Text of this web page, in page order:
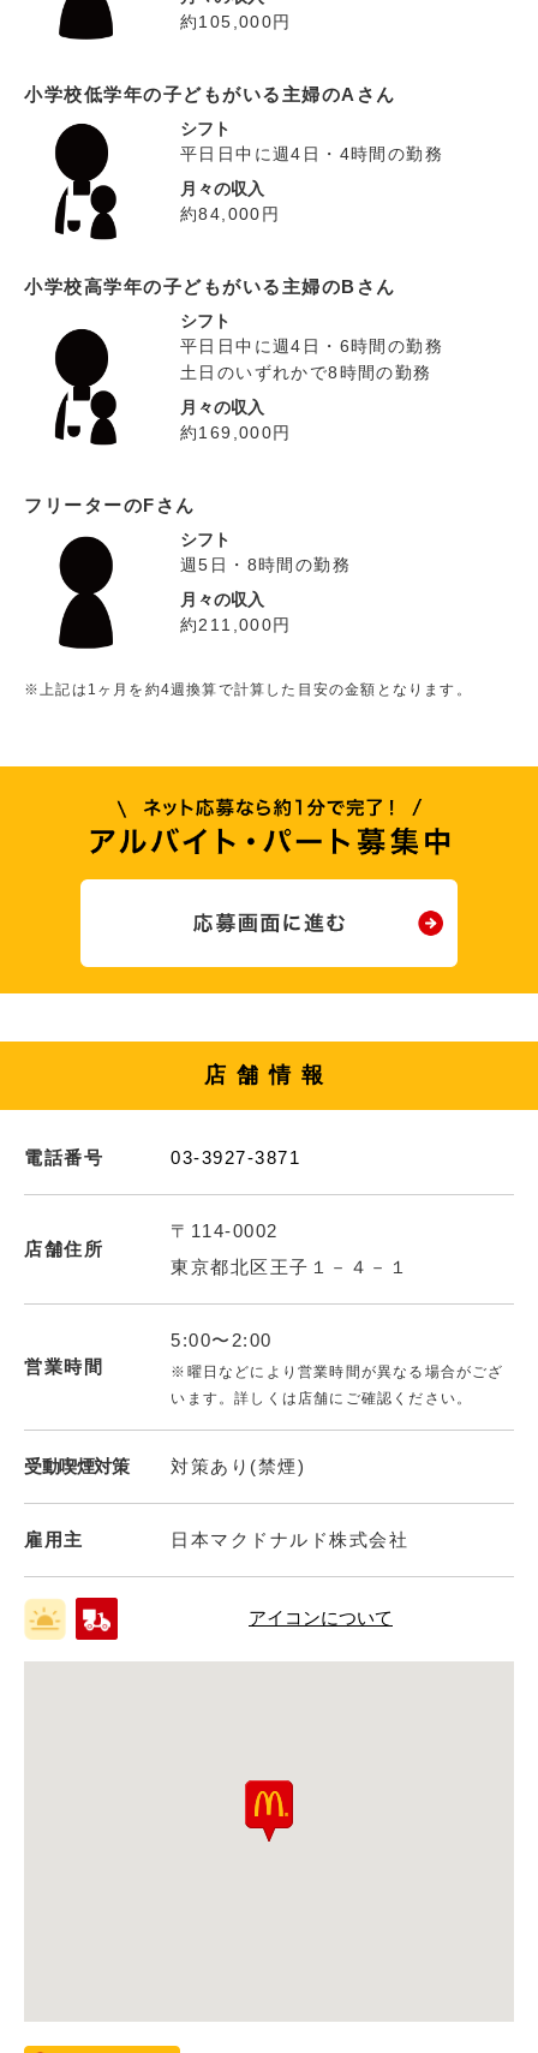
約105,000円
小学校低学年の子どもがいる主婦のAさん
シフト
平日日中に週4日・4時間の勤務
月々の収入
約84,000円
小学校高学年の子どもがいる主婦のBさん
シフト
平日日中に週4日・6時間の勤務
土日のいずれかで8時間の勤務
月々の収入
約169,000円
フリーターのFさん
シフト
週5日・8時間の勤務
月々の収入
約211,000円
※上記は1ヶ月を約4週換算で計算した目安の金額となります。
店舗情報
電話番号 03-3927-3871
店舗住所
〒114-0002
東京都北区王子１－４－１
営業時間
5:00〜2:00
※曜日などにより営業時間が異なる場合がござ
います。詳しくは店舗にご確認ください。
受動喫煙対策 対策あり(禁煙)
雇用主 日本マクドナルド株式会社
アイコンについて